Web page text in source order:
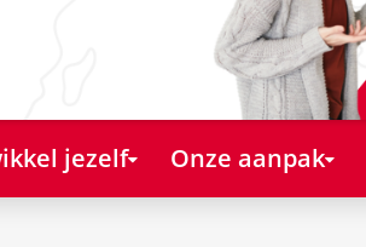
jezelf Onze aanpak